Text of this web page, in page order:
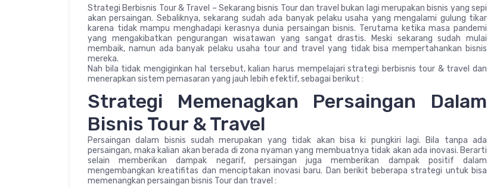
Strategi Berbisnis Tour & Travel – Sekarang bisnis Tour dan travel bukan lagi merupakan bisnis yang sepi
akan persaingan. Sebaliknya, sekarang sudah ada banyak pelaku usaha yang mengalami gulung tikar
karena tidak mampu menghadapi kerasnya dunia persaingan bisnis. Terutama ketika masa pandemi
yang mengakibatkan pengurangan wisatawan yang sangat drastis. Meski sekarang sudah mulai
membaik, namun ada banyak pelaku usaha tour and travel yang tidak bisa mempertahankan bisnis
mereka.
Nah bila tidak mengiginkan hal tersebut, kalian harus mempelajari strategi berbisnis tour & travel dan
menerapkan sistem pemasaran yang jauh lebih efektif, sebagai berikut :
Strategi Memenagkan Persaingan Dalam
Bisnis Tour & Travel
Persaingan dalam bisnis sudah merupakan yang tidak akan bisa ki pungkiri lagi. Bila tanpa ada
persaingan, maka kalian akan berada di zona nyaman yang membuatnya tidak akan ada inovasi. Berarti
selain memberikan dampak negarif, persaingan juga memberikan dampak positif dalam
mengembangkan kreatifitas dan menciptakan inovasi baru. Dan berikit beberapa strategi untuk bisa
memenangkan persaingan bisnis Tour dan travel :